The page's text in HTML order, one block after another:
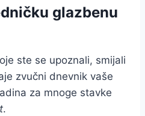
glazbenu
ste se upoznali, smijali
zvučni dnevnik vaše
za mnoge stavke
.